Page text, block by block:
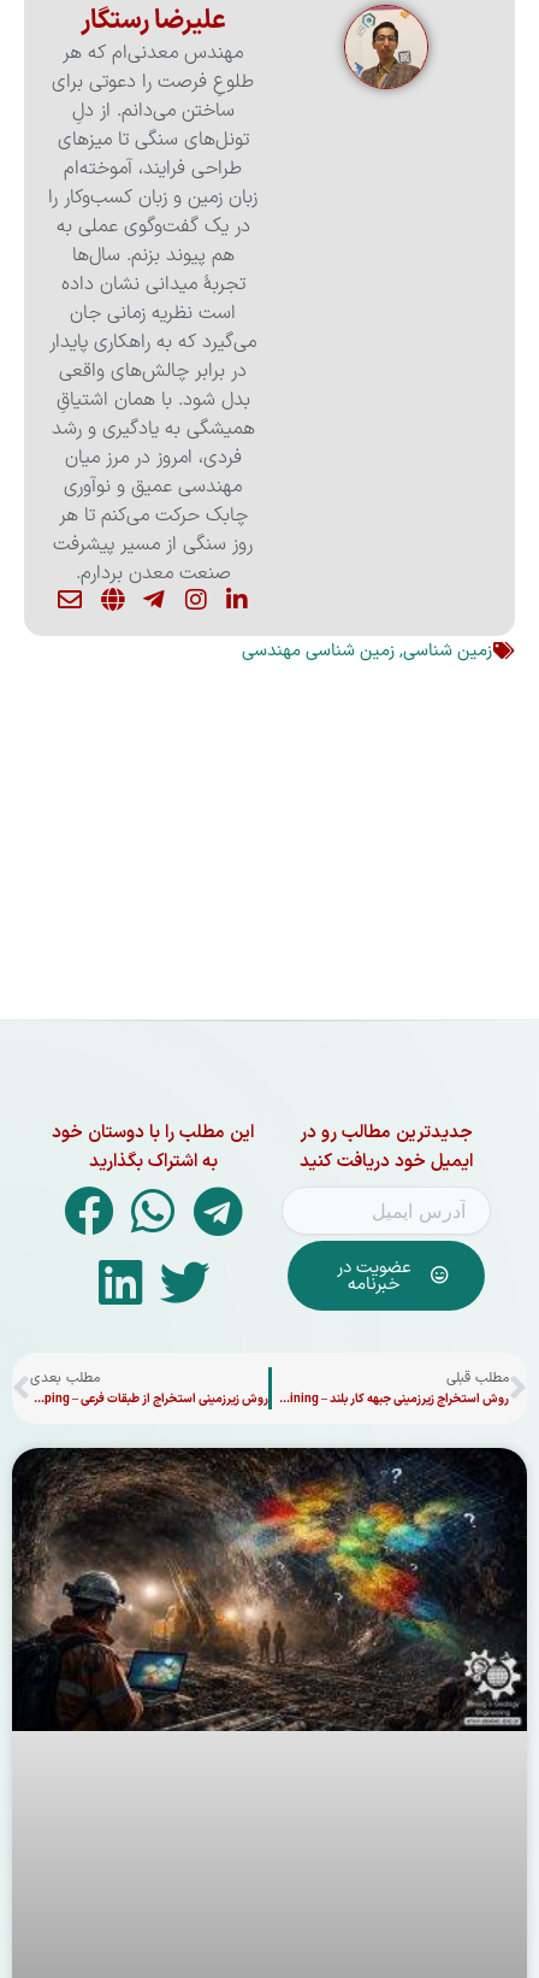
علیرضا رستگار
مهندس معدنی‌ام که هر
طلوعِ فرصت را دعوتی برای
ساختن می‌دانم. از دلِ
تونل‌های سنگی تا میزهای
طراحی فرایند، آموخته‌ام
زبان زمین و زبان کسب‌وکار را
در یک گفت‌وگوی عملی به
هم پیوند بزنم. سال‌ها
تجربهٔ میدانی نشان داده
است نظریه زمانی جان
می‌گیرد که به راهکاری پایدار
در برابر چالش‌های واقعی
بدل شود. با همان اشتیاقِ
همیشگی به یادگیری و رشد
فردی، امروز در مرز میان
مهندسی عمیق و نوآوری
چابک حرکت می‌کنم تا هر
روز سنگی از مسیر پیشرفت
صنعت معدن بردارم.
زمین شناسی,زمین شناسی مهندسی
جدیدترین مطالب رو در
ایمیل خود دریافت کنید
عضویت در
خبرنامه
این مطلب را با دوستان خود
به اشتراک بگذارید
قبلی
مطلب قبلی
روش استخراج زیرزمینی جبهه کار بلند – Long Wall Mining
مطلب بعدی
روش زیرزمینی استخراج از طبقات فرعی – Sublevel Stoping